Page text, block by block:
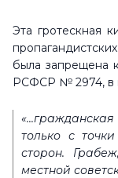
Эта гротескная
была запрещена
РСФСР № 2974, в
только с
сторон.
местной